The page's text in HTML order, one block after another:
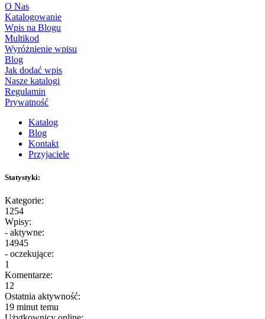
O Nas
Katalogowanie
Wpis na Blogu
Multikod
Wyróżnienie wpisu
Blog
Jak dodać wpis
Nasze katalogi
Regulamin
Prywatność
Katalog
Blog
Kontakt
Przyjaciele
Statystyki:
Kategorie:
1254
Wpisy:
- aktywne:
14945
- oczekujące:
1
Komentarze:
12
Ostatnia aktywność:
19 minut temu